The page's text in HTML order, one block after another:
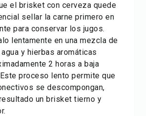
el brisket con cerveza quede
sellar la carne primero en
para conservar los jugos.
lentamente en una mezcla de
y hierbas aromáticas
2 horas a baja
proceso lento permite que
se descompongan,
un brisket tierno y